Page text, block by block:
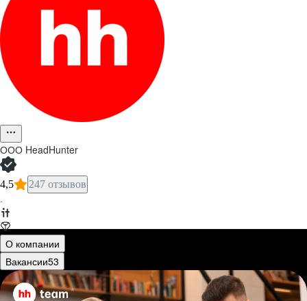
ООО HeadHunter
4,5 247 отзывов
·
О компании
Вакансии53